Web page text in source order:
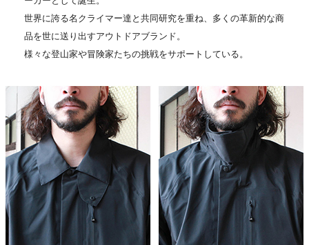
世界に誇る名クライマー達と共同研究を重ね、多くの革新的な商
品を世に送り出すアウトドアブランド。
様々な登山家や冒険家たちの挑戦をサポートしている。